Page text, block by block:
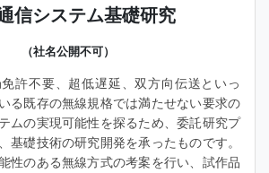
信システム基礎研究
（社名公開不可）
許不要、超低遅延、双方向伝送といっ
る既存の無線規格では満たせない要求の
ムの実現可能性を探るため、委託研究プ
基礎技術の研究開発を承ったものです。
性のある無線方式の考案を行い、試作品